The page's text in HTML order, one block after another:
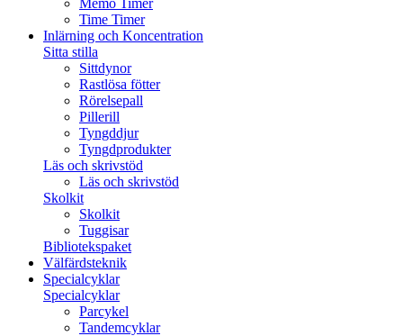
Time Timer
Inlärning och Koncentration
Sitta stilla
Sittdynor
Rastlösa fötter
Rörelsepall
Pillerill
Tyngddjur
Tyngdprodukter
Läs och skrivstöd
Läs och skrivstöd
Skolkit
Skolkit
Tuggisar
Bibliotekspaket
Välfärdsteknik
Specialcyklar
Specialcyklar
Parcykel
Tandemcyklar